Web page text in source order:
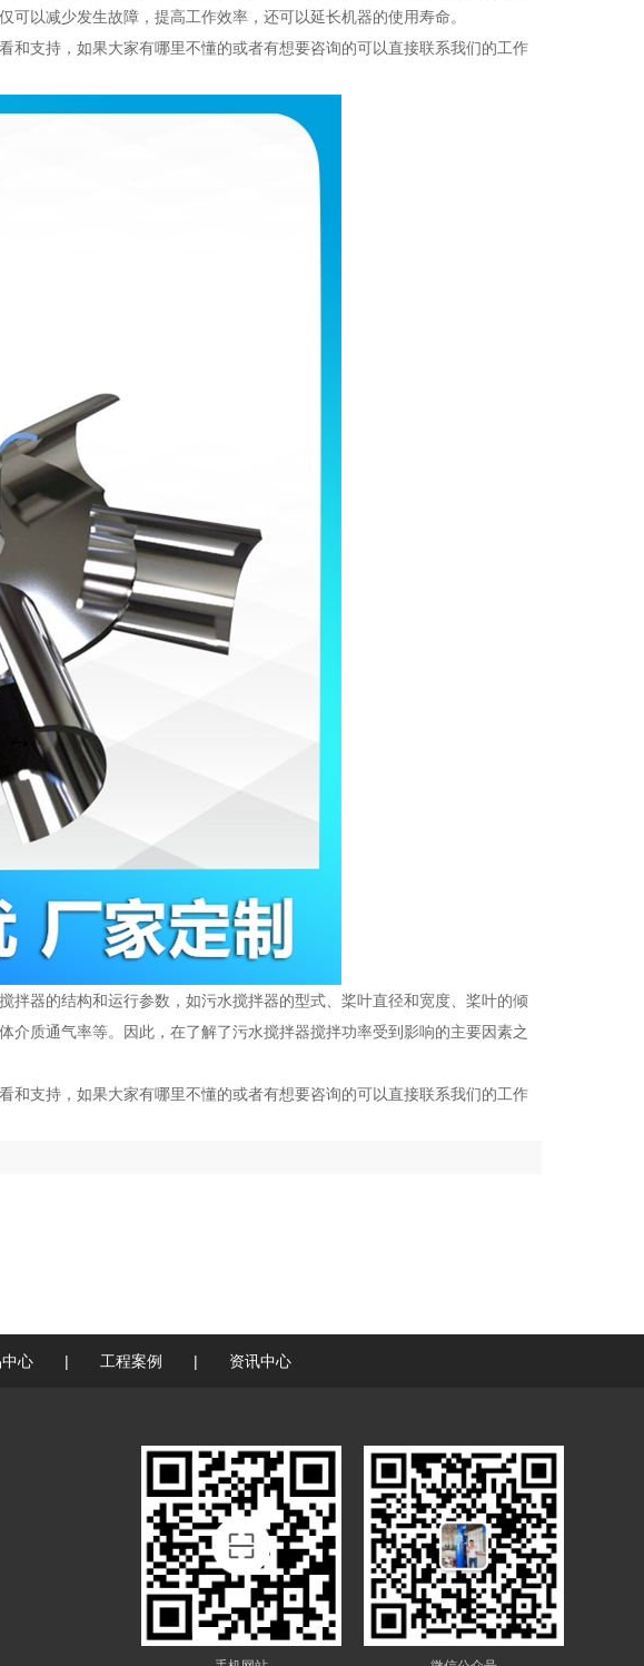
以减少发生故障，提高工作效率，还可以延长机器的使用寿命。
支持，如果大家有哪里不懂的或者有想要咨询的可以直接联系我们的工作
器的结构和运行参数，如污水搅拌器的型式、桨叶直径和宽度、桨叶的倾
质通气率等。因此，在了解了污水搅拌器搅拌功率受到影响的主要因素之
支持，如果大家有哪里不懂的或者有想要咨询的可以直接联系我们的工作
心 | 工程案例 | 资讯中心